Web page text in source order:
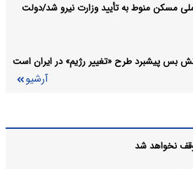
مسکن منوط به تأیید وزارت نیرو شد/دولت
بس پیشبرد طرح «تغییر رژیم» در ایران است
آرشیو
نخواهد شد